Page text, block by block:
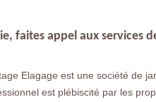
faites appel aux services
Elagage est une société de
est plébiscité par les